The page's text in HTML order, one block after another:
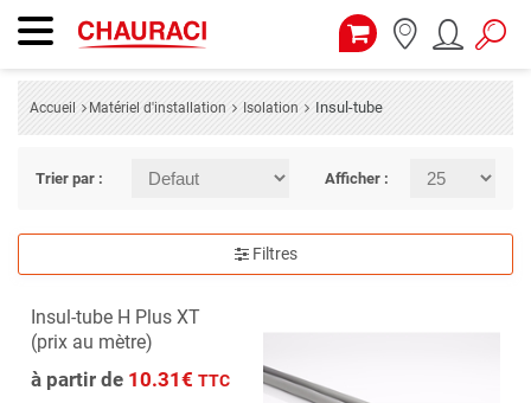
Accueil Matériel d'installation Isolation Insul-tube
Trier par : Afficher :
Filtres
Insul-tube H Plus XT
(prix au mètre)
à partir de 10.31€ TTC